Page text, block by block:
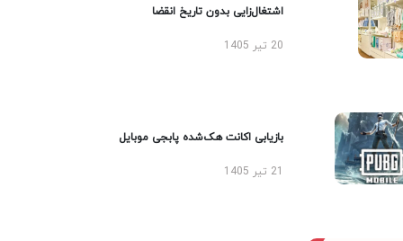
اشتغال‌زایی بدون تاریخ انقضا
20 تیر 1405
بازیابی اکانت هک‌شده پابجی موبایل